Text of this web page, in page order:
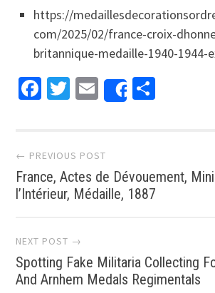
https://
com/2025/02/france-croix-
britannique-medaille-1940-1944-
Facebook
Twitter
EmailShare
Post navigation
← PREVIOUS POST
France, Actes de Dévouement,
l’Intérieur, Médaille, 1887
NEXT POST →
Spotting Fake Militaria Collecting
And Arnhem Medals Regimentals